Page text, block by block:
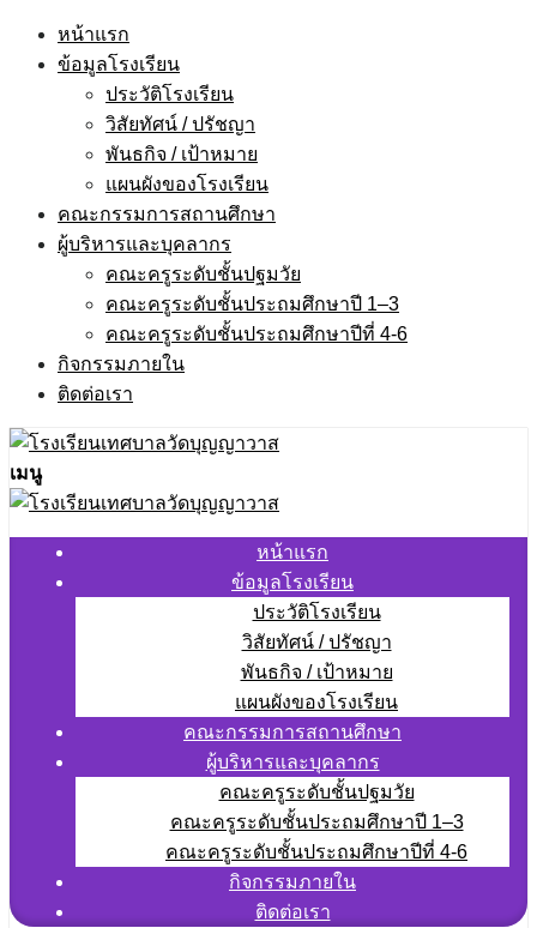
Skip
หน้าแรก
ข้อมูลโรงเรียน
ประวัติโรงเรียน
วิสัยทัศน์ / ปรัชญา
พันธกิจ / เป้าหมาย
แผนผังของโรงเรียน
คณะกรรมการสถานศึกษา
ผู้บริหารและบุคลากร
คณะครูระดับชั้นปฐมวัย
คณะครูระดับชั้นประถมศึกษาปี 1–3
คณะครูระดับชั้นประถมศึกษาปีที่ 4-6
กิจกรรมภายใน
ติดต่อเรา
เมนู
หน้าแรก
ข้อมูลโรงเรียน
ประวัติโรงเรียน
วิสัยทัศน์ / ปรัชญา
พันธกิจ / เป้าหมาย
แผนผังของโรงเรียน
คณะกรรมการสถานศึกษา
ผู้บริหารและบุคลากร
คณะครูระดับชั้นปฐมวัย
คณะครูระดับชั้นประถมศึกษาปี 1–3
คณะครูระดับชั้นประถมศึกษาปีที่ 4-6
กิจกรรมภายใน
ติดต่อเรา